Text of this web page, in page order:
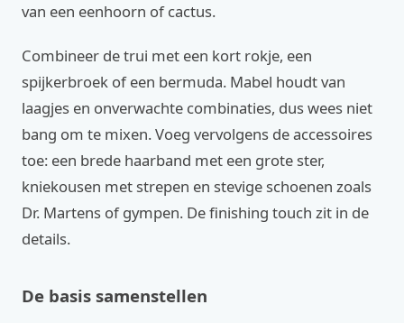
van een eenhoorn of cactus.
Combineer de trui met een kort rokje, een
spijkerbroek of een bermuda. Mabel houdt van
laagjes en onverwachte combinaties, dus wees niet
bang om te mixen. Voeg vervolgens de accessoires
toe: een brede haarband met een grote ster,
kniekousen met strepen en stevige schoenen zoals
Dr. Martens of gympen. De finishing touch zit in de
details.
De basis samenstellen